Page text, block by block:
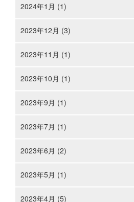
2024年1月 (1)
2023年12月 (3)
2023年11月 (1)
2023年10月 (1)
2023年9月 (1)
2023年7月 (1)
2023年6月 (2)
2023年5月 (1)
2023年4月 (5)